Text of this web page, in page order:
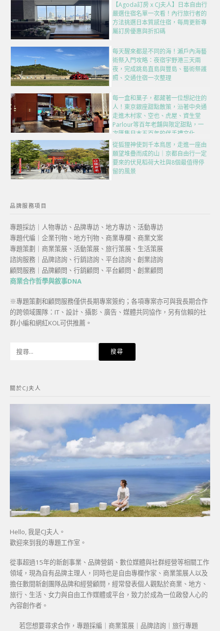
【Agoda訂房 x CJ夫人】日本自由行
嚴選住宿名單一次看！內行旅行者的
方法挑選日本質感住宿，每周更新專
屬訂房優惠與折扣碼
每天醒來都是不同的海！瀨戶內海藝
術祭入門攻略：夜宿宇野港三天兩
夜，完成跳島直島與豐島、藝術祭護
照、交通住宿一次整理
每一盒和菓子，都藏著一位想記住的
人！東京銀座甜點散策，沿著中央通
走進木村家、空也、虎屋、資生堂
Parlour等百年老舖與限定甜點，一
次匯集日本五百年的伴手禮文化
從狐狸神使到千本鳥居，走進一座由
願望堆疊而成的山｜京都自由行一定
要來的伏見稻荷大社與8個最值得停
留的風景
品牌服務項目
專題採訪｜人物專訪、品牌專訪、地方專訪、活動專訪
專題代編｜企業刊物、地方刊物、商業專欄、商業文案
專題策劃｜商業策展、活動策展、旅行策展、生活策展
諮詢服務｜品牌諮詢、行銷諮詢、平台諮詢、創業諮詢
顧問服務｜品牌顧問、行銷顧問、平台顧問、創業顧問
商業合作哲學與敘事DNA
※專題策劃和顧問服務僅供長期專案簽約；各項專案亦可與我長期合作
的跨領域團隊：IT、設計、攝影、廣告、媒體共同協作，另有信賴的社
群小編和網紅KOL可供推薦。
字:
關於CJ夫人
Hello, 我是CJ夫人。
歡迎來到我的專題工作室。
從事超過15年的新創事業、品牌營銷、數位媒體與社群經營等相關工作
領域，現為自有品牌主理人，同時也是自由專欄作家、商業策展人以及
擔任數間新創團隊品牌和經營顧問，經常發表個人觀點於商業、地方、
旅行、生活、女力與自由工作媒體或平台，致力於成為一位啟發人心的
內容創作者。
若您想要尋求合作，專題採編｜商業策展｜品牌諮詢｜旅行專題